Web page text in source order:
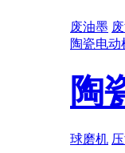
废油墨
陶瓷电动
陶
球磨机